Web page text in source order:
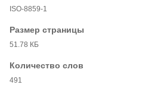
ISO-8859-1
Размер страницы
51.78 КБ
Количество слов
491